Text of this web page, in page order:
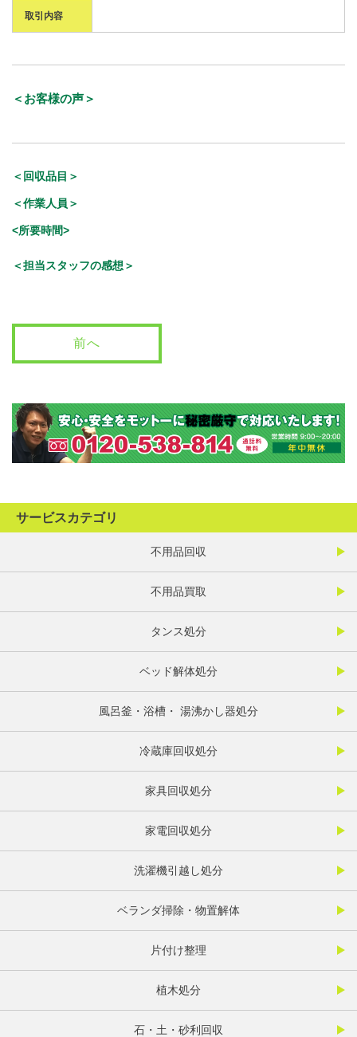
取引内容
＜お客様の声＞
＜回収品目＞
＜作業人員＞
<所要時間>
＜担当スタッフの感想＞
前へ
サービスカテゴリ
不用品回収
不用品買取
タンス処分
ベッド解体処分
風呂釜・浴槽・ 湯沸かし器処分
冷蔵庫回収処分
家具回収処分
家電回収処分
洗濯機引越し処分
ベランダ掃除・物置解体
片付け整理
植木処分
石・土・砂利回収